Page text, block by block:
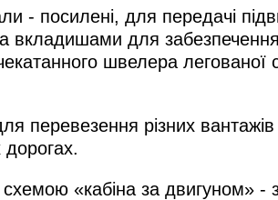
- посилені, для передачі
для забезпечення
швелера легованої
перевезення різних
«кабіна за двигуном» -